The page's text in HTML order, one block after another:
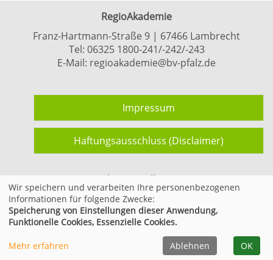
RegioAkademie
Franz-Hartmann-Straße 9 | 67466 Lambrecht
Tel: 06325 1800-241/-242/-243
E-Mail: regioakademie@bv-pfalz.de
Impressum
Haftungsausschluss (Disclaimer)
Cookie Einstellungen
© 2026 Kufer Software GmbH
Wir speichern und verarbeiten Ihre personenbezogenen
Informationen für folgende Zwecke:
Speicherung von Einstellungen dieser Anwendung,
Funktionelle Cookies, Essenzielle Cookies.
Mehr erfahren Ablehnen OK